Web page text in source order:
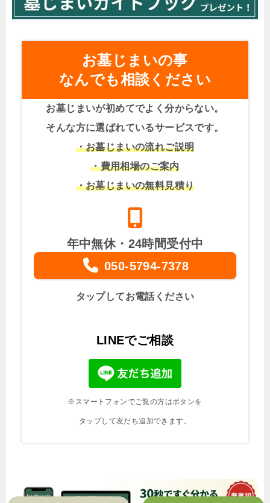
お墓じまいの事
なんでも相談ください
お墓じまいが初めてでよく分からない。
そんな方に選ばれているサービスです。
・お墓じまいの流れご説明
・費用相場のご案内
・お墓じまいの無料見積り
年中無休・24時間受付中
050-5794-7378
タップしてお電話ください
LINEでご相談
※スマートフォンでご覧の方はボタンを
タップして友だち追加できます。